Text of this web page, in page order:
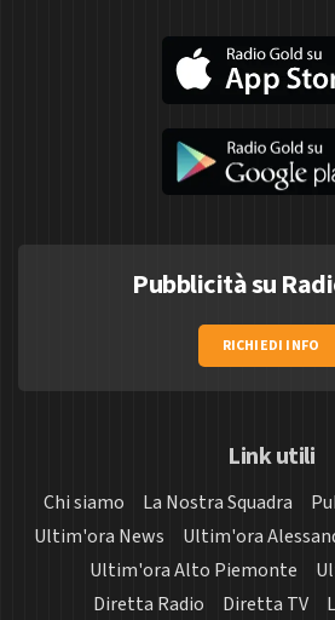
Pubblicità su
RICHIEDI INFO
Link utili
Chi siamo La Nostra Squadra
Ultim'ora News
Ultim'ora
Ultim'ora Alto Piemonte
Diretta Radio
Diretta TV